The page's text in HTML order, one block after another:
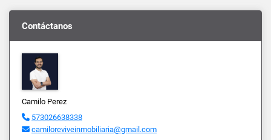
Contáctanos
Camilo Perez
573026638338
camiloreviveinmobiliaria@gmail.com